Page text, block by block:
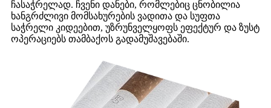
ჩასაჭრელად. ჩვენი დანები, რომლებიც ცნობილია
ხანგრძლივი მომსახურების ვადითა და სუფთა
საჭრელი კიდეებით, უზრუნველყოფს ეფექტურ და ზუსტ
ოპერაციებს თამბაქოს გადამუშავებაში.